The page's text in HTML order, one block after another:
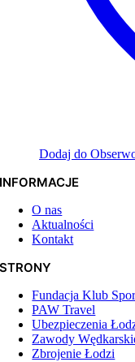
Dodaj do
INFORMACJE
O nas
Aktualności
Kontakt
STRONY
Fundacja Klub
PAW Travel
Ubezpieczenia
Zawody
Zbrojenie Łodzi